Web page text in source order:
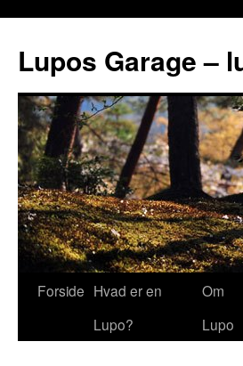
Lupos Garage –
Forside Hvad er en
Lupo?
Om
Lupo